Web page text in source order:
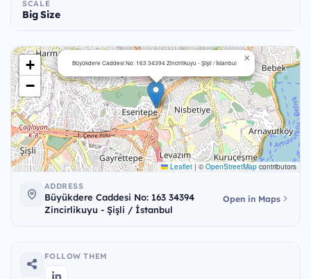
SCALE
Big Size
Büyükdere Caddesi No: 163 34394 Zincirlikuyu - Şişli / İstanbul ×
+
−
Leaflet | ©OpenStreetMap contributors
ADDRESS
Büyükdere Caddesi No: 163 34394
Zincirlikuyu - Şişli / İstanbul
Open in Maps
FOLLOW THEM